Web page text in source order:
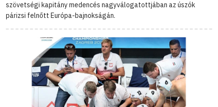
szövetségi kapitány medencés nagyválogatottjában az úszók
párizsi felnőtt Európa-bajnokságán.